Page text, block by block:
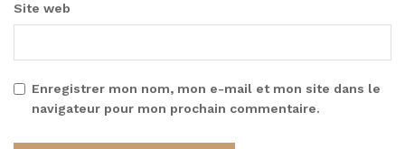
Site web
Enregistrer mon nom, mon e-mail et mon site dans le
navigateur pour mon prochain commentaire.